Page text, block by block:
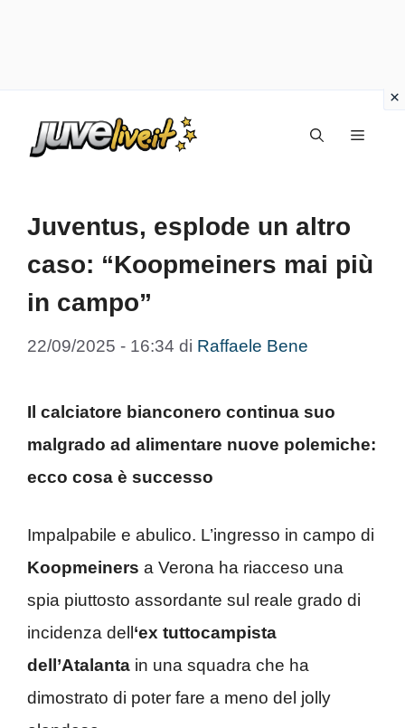
Menu
Juventus, esplode un altro
caso: “Koopmeiners mai più
in campo”
22/09/2025 - 16:34 di Raffaele Bene
Il calciatore bianconero continua suo
malgrado ad alimentare nuove polemiche:
ecco cosa è successo
Impalpabile e abulico. L’ingresso in campo di
Koopmeiners a Verona ha riacceso una
spia piuttosto assordante sul reale grado di
incidenza dell ‘ex tuttocampista
dell’Atalanta in una squadra che ha
dimostrato di poter fare a meno del jolly